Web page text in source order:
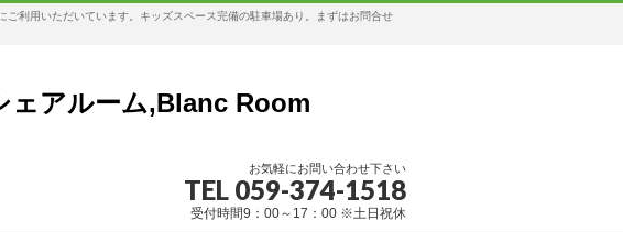
利用いただいています。キッズスペース完備の駐車場あり。まずはお問合せ
ェアルーム,Blanc Room
お気軽にお問い合わせ下さい
TEL 059-374-1518
受付時間9：00～17：00 ※土日祝休